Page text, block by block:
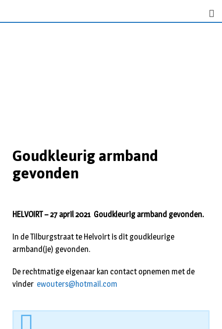
Goudkleurig armband
gevonden
HELVOIRT – 27 april 2021 Goudkleurig armband gevonden.
In de Tilburgstraat te Helvoirt is dit goudkleurige
armband(je) gevonden.
De rechtmatige eigenaar kan contact opnemen met de
vinder ewouters@hotmail.com